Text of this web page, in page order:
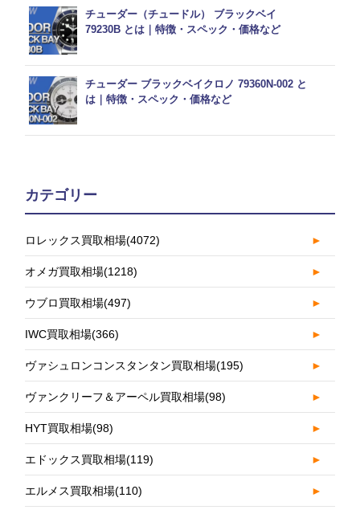
チューダー（チュードル） ブラックベイ
79230B とは｜特徴・スペック・価格など
チューダー ブラックベイクロノ 79360N-002 と
は｜特徴・スペック・価格など
カテゴリー
ロレックス買取相場(4072) ►
オメガ買取相場(1218) ►
ウブロ買取相場(497) ►
IWC買取相場(366) ►
ヴァシュロンコンスタンタン買取相場(195) ►
ヴァンクリーフ＆アーペル買取相場(98) ►
HYT買取相場(98) ►
エドックス買取相場(119) ►
エルメス買取相場(110) ►